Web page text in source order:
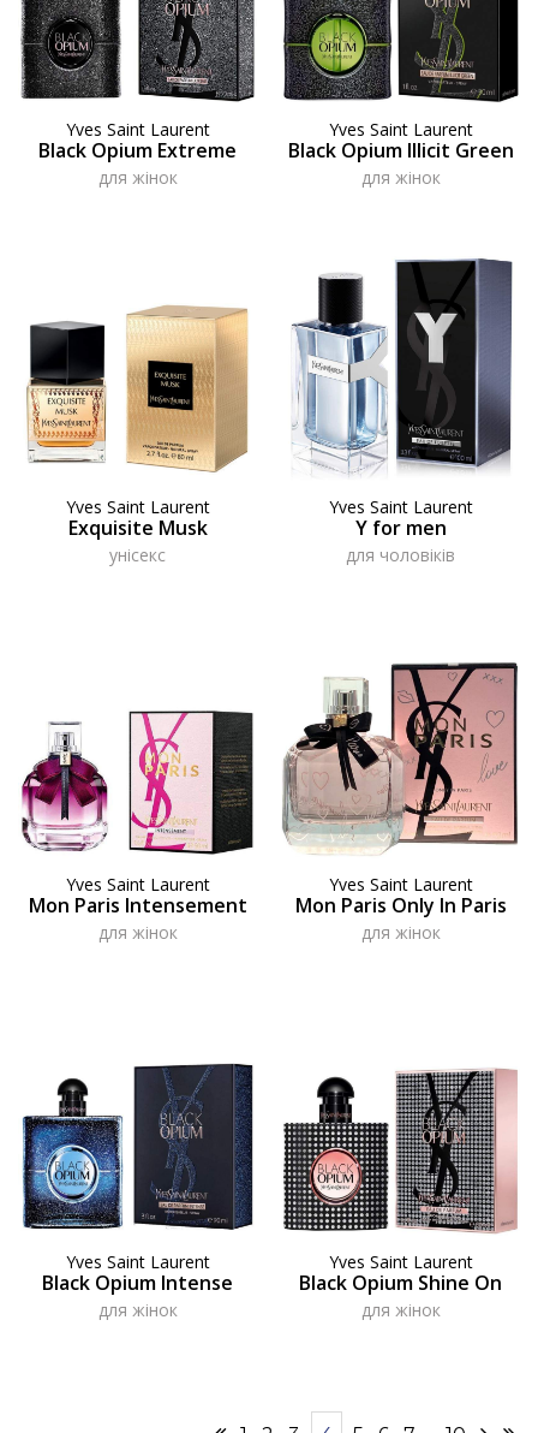
Yves Saint Laurent
Black Opium Extreme
для жінок
Yves Saint Laurent
Black Opium Illicit Green
для жінок
Yves Saint Laurent
Exquisite Musk
унісекс
Yves Saint Laurent
Y for men
для чоловіків
Yves Saint Laurent
Mon Paris Intensement
для жінок
Yves Saint Laurent
Mon Paris Only In Paris
для жінок
Yves Saint Laurent
Black Opium Intense
для жінок
Yves Saint Laurent
Black Opium Shine On
для жінок